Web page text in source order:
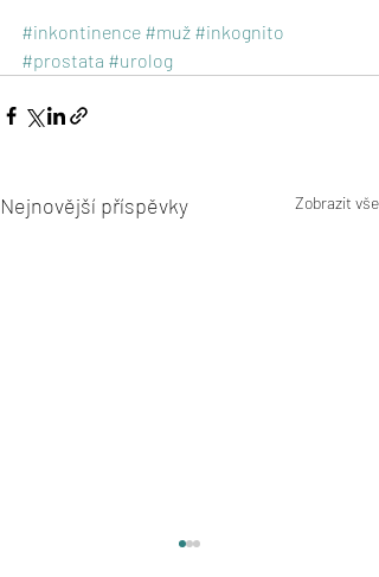
#inkontinence #muž #inkognito
#prostata #urolog
Nejnovější příspěvky Zobrazit vše